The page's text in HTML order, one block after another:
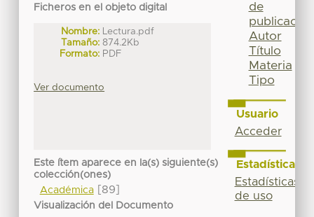
Ficheros en el objeto digital
Nombre: Lectura.pdf
Tamaño: 874.2Kb
Formato: PDF
Ver documento
Este ítem aparece en la(s) siguiente(s)
colección(ones)
Académica[89]
Visualización del Documento
de
publicación
Autor
Título
Materia
Tipo
Usuario
Acceder
Estadísticas
Estadísticas
de uso